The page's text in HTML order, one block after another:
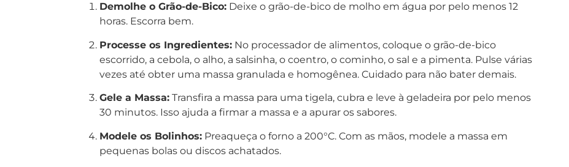
Demolhe o Grão-de-Bico: Deixe o grão-de-bico de molho em água por pelo menos 12
horas. Escorra bem.
Processe os Ingredientes: No processador de alimentos, coloque o grão-de-bico
escorrido, a cebola, o alho, a salsinha, o coentro, o cominho, o sal e a pimenta. Pulse várias
vezes até obter uma massa granulada e homogênea. Cuidado para não bater demais.
Gele a Massa: Transfira a massa para uma tigela, cubra e leve à geladeira por pelo menos
30 minutos. Isso ajuda a firmar a massa e a apurar os sabores.
Modele os Bolinhos: Preaqueça o forno a 200°C. Com as mãos, modele a massa em
pequenas bolas ou discos achatados.